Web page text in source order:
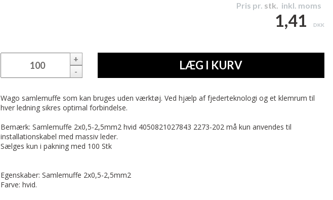
Pris pr. stk. inkl. moms
1,41 DKK
+
-
LÆG I KURV
Wago samlemuffe som kan bruges uden værktøj. Ved hjælp af fjederteknologi og et klemrum til
hver ledning sikres optimal forbindelse.
Bemærk: Samlemuffe 2x0,5-2,5mm2 hvid 4050821027843 2273-202 må kun anvendes til
installationskabel med massiv leder.
Sælges kun i pakning med 100 Stk
Egenskaber: Samlemuffe 2x0,5-2,5mm2
Farve: hvid.